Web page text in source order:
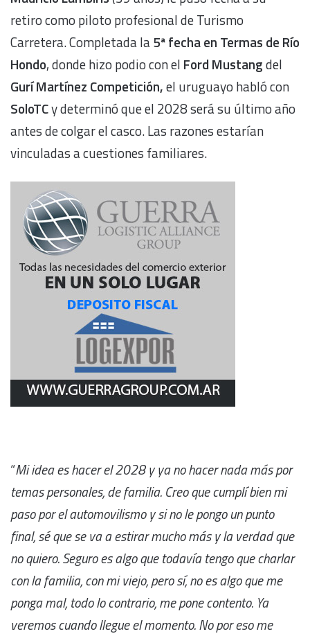
retiro como piloto profesional de Turismo
Carretera. Completada la5ª fecha en Termas de Río
Hondo, donde hizo podio con el Ford Mustangdel
Gurí Martínez Competición,el uruguayo habló con
SoloTCy determinó que el 2028 será su último año
antes de colgar el casco. Las razones estarían
vinculadas a cuestiones familiares.
“Mi idea es hacer el 2028 y ya no hacer nada más por
temas personales, de familia. Creo que cumplí bien mi
paso por el automovilismo y si no le pongo un punto
final, sé que se va a estirar mucho más y la verdad que
no quiero. Seguro es algo que todavía tengo que charlar
con la familia, con mi viejo, pero sí, no es algo que me
ponga mal, todo lo contrario, me pone contento. Ya
veremos cuando llegue el momento. No por eso me